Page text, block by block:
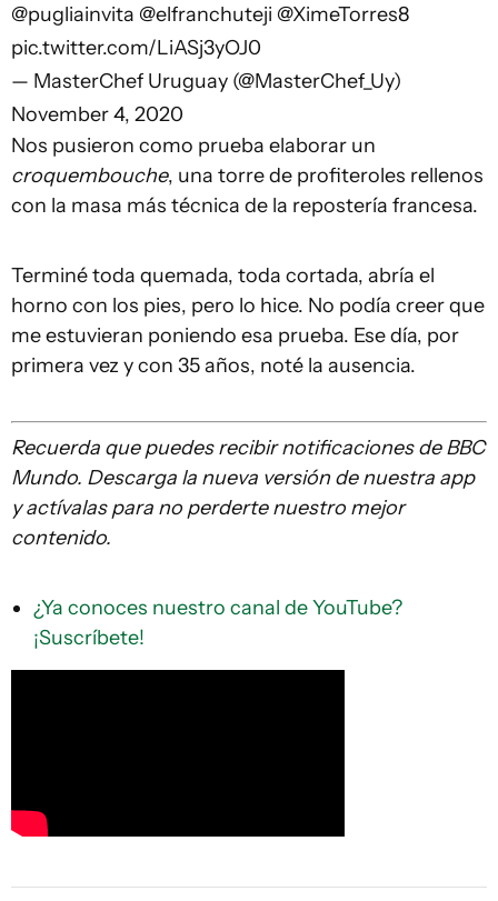
@pugliainvita @elfranchuteji @XimeTorres8
pic.twitter.com/LiASj3yOJ0
— MasterChef Uruguay (@MasterChef_Uy)
November 4, 2020
Nos pusieron como prueba elaborar un
croquembouche, una torre de profiteroles rellenos
con la masa más técnica de la repostería francesa.
Terminé toda quemada, toda cortada, abría el
horno con los pies, pero lo hice. No podía creer que
me estuvieran poniendo esa prueba. Ese día, por
primera vez y con 35 años, noté la ausencia.
Recuerda quepuedes recibir notificaciones de BBC
Mundo. Descarga la nueva versión de nuestra app
y actívalas para no perderte nuestro mejor
contenido.
¿Ya conoces nuestro canal de YouTube?
¡Suscríbete!